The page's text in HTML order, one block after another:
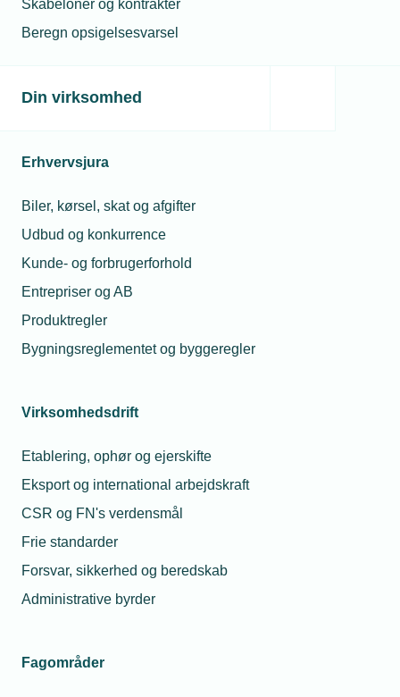
Skabeloner og kontrakter
Beregn opsigelsesvarsel
Din virksomhed
Erhvervsjura
Biler, kørsel, skat og afgifter
Udbud og konkurrence
Kunde- og forbrugerforhold
Entrepriser og AB
Produktregler
Bygningsreglementet og byggeregler
Virksomhedsdrift
Etablering, ophør og ejerskifte
Eksport og international arbejdskraft
CSR og FN's verdensmål
Frie standarder
Forsvar, sikkerhed og beredskab
Administrative byrder
Fagområder
Læs mere og find skemaerne her:
TAVLESPECIFIKATIONSSKEMAER | Dansk El-Tavle
afløser BPS-skemaerne.
Fem specialiserede
udgaver giver større
installatører,
maskinbyggere og
tavleproducenter.